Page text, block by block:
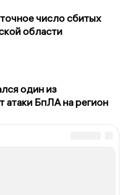
число сбитых
области
один из
атаки БпЛА на регион